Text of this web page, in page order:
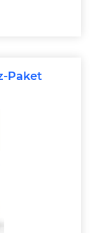
Paket